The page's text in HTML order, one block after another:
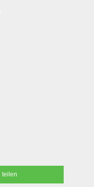
teilen